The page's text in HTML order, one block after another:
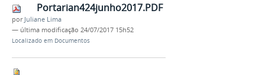
Portarian424junho2017.PDF
por Juliane Lima
— última modificação 24/07/2017 15h52
Localizado em Documentos